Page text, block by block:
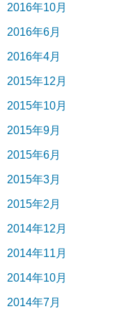
2016年10月
2016年6月
2016年4月
2015年12月
2015年10月
2015年9月
2015年6月
2015年3月
2015年2月
2014年12月
2014年11月
2014年10月
2014年7月